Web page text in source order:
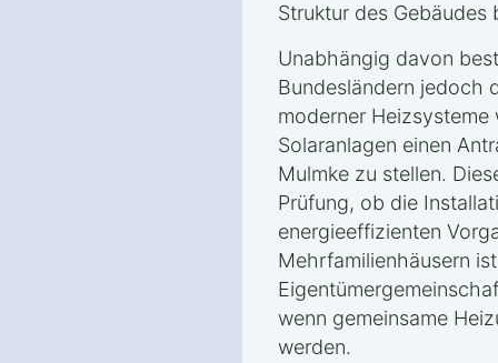
Struktur des Gebäudes
Unabhängig davon
Bundesländern jedoch
moderner Heizsysteme
Solaranlagen einen
Mulmke zu stellen.
Prüfung, ob die
energieeffizienten
Mehrfamilienhäusern
wenn gemeinsame
werden.